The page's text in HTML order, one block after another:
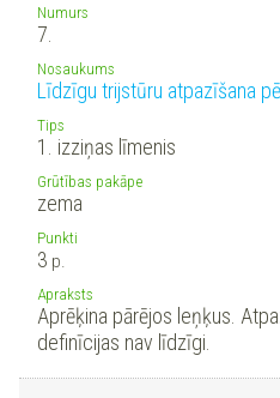
Numurs
7.
Nosaukums
Līdzīgu trijstūru atpazīšana
Tips
1. izziņas līmenis
Grūtības pakāpe
zema
Punkti
3 p.
Apraksts
Aprēķina pārējos leņķus.
definīcijas nav līdzīgi.